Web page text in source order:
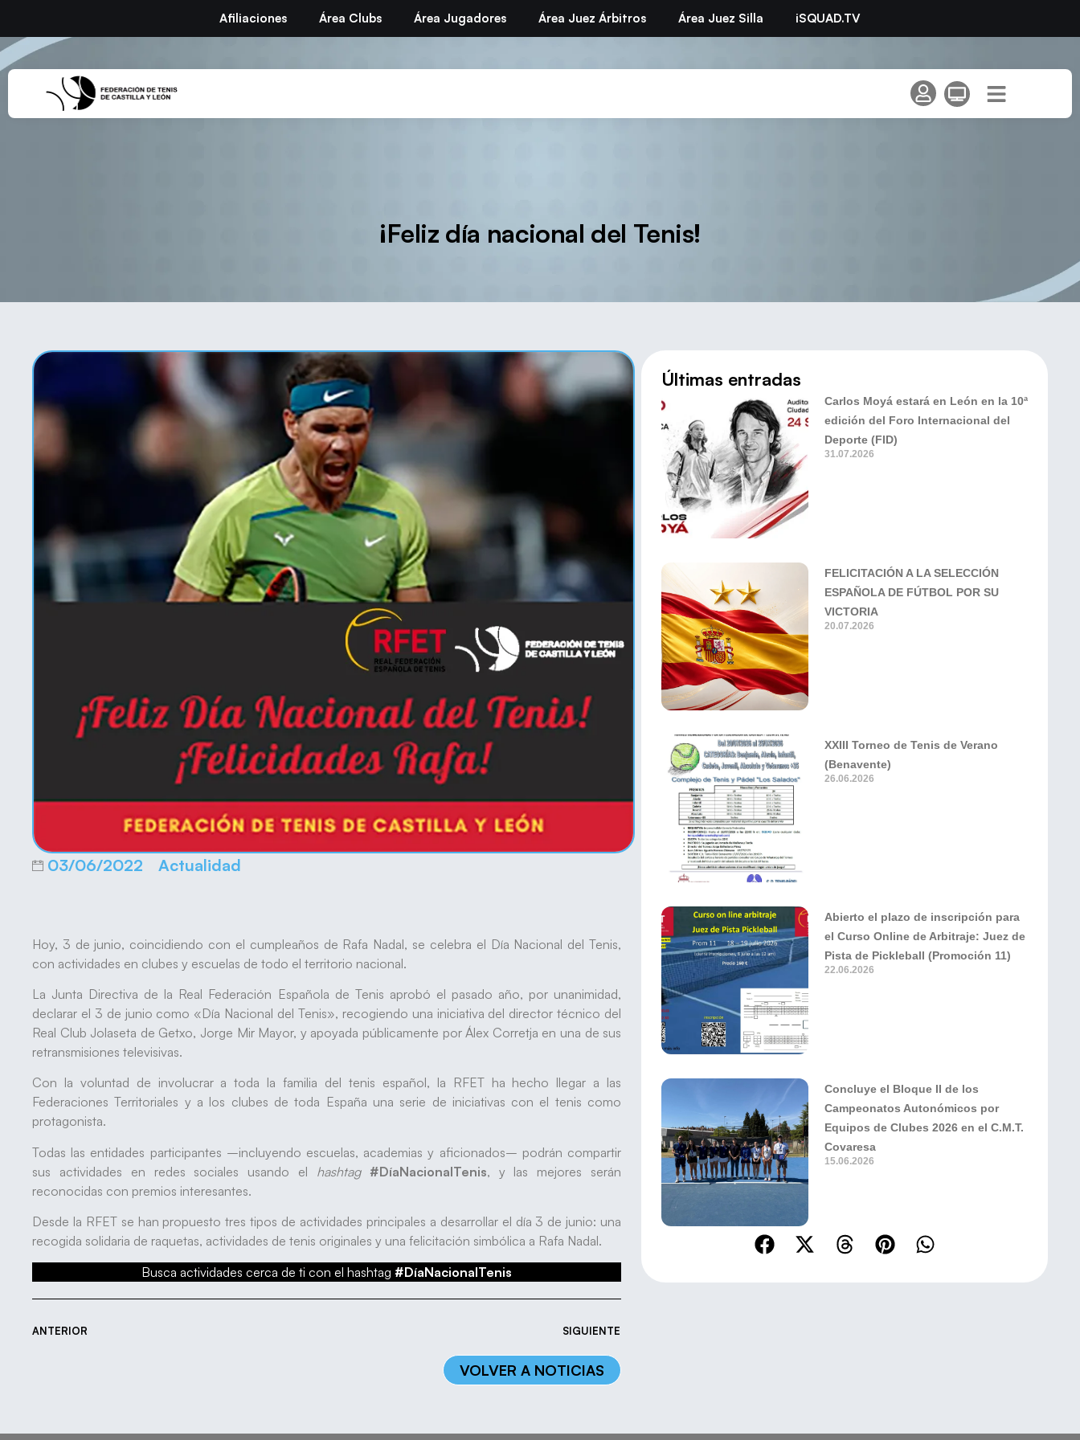
Afiliaciones Área Clubs Área Jugadores Área Juez Árbitros Área Juez Silla iSQUAD.TV
¡Feliz día nacional del Tenis!
03/06/2022 Actualidad
Hoy, 3 de junio, coincidiendo con el cumpleaños de Rafa Nadal, se celebra el Día Nacional del Tenis,
con actividades en clubes y escuelas de todo el territorio nacional.
La Junta Directiva de la Real Federación Española de Tenis aprobó el pasado año, por unanimidad,
declarar el 3 de junio como «Día Nacional del Tenis», recogiendo una iniciativa del director técnico del
Real Club Jolaseta de Getxo, Jorge Mir Mayor, y apoyada públicamente por Álex Corretja en una de sus
retransmisiones televisivas.
Con la voluntad de involucrar a toda la familia del tenis español, la RFET ha hecho llegar a las
Federaciones Territoriales y a los clubes de toda España una serie de iniciativas con el tenis como
protagonista.
Todas las entidades participantes –incluyendo escuelas, academias y aficionados– podrán compartir
sus actividades en redes sociales usando el hashtag #DíaNacionalTenis, y las mejores serán
reconocidas con premios interesantes.
Desde la RFET se han propuesto tres tipos de actividades principales a desarrollar el día 3 de junio: una
recogida solidaria de raquetas, actividades de tenis originales y una felicitación simbólica a Rafa Nadal.
Busca actividades cerca de ti con el hashtag#DíaNacionalTenis
ANTERIOR SIGUIENTE
VOLVER A NOTICIAS
Últimas entradas
Carlos Moyá estará en León en la 10ª
edición del Foro Internacional del
Deporte (FID)
31.07.2026
FELICITACIÓN A LA SELECCIÓN
ESPAÑOLA DE FÚTBOL POR SU
VICTORIA
20.07.2026
XXIII Torneo de Tenis de Verano
(Benavente)
26.06.2026
Abierto el plazo de inscripción para
el Curso Online de Arbitraje: Juez de
Pista de Pickleball (Promoción 11)
22.06.2026
Concluye el Bloque II de los
Campeonatos Autonómicos por
Equipos de Clubes 2026 en el C.M.T.
Covaresa
15.06.2026